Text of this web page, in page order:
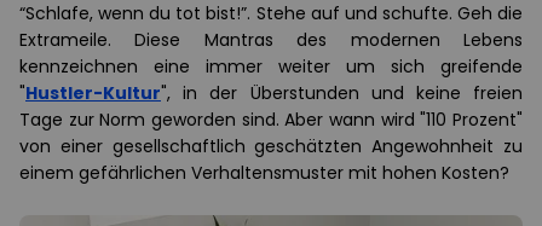
“Schlafe, wenn du tot bist!”. Stehe auf und schufte. Geh die
Extrameile. Diese Mantras des modernen Lebens
kennzeichnen eine immer weiter um sich greifende
"Hustler-Kultur", in der Überstunden und keine freien
Tage zur Norm geworden sind. Aber wann wird "110 Prozent"
von einer gesellschaftlich geschätzten Angewohnheit zu
einem gefährlichen Verhaltensmuster mit hohen Kosten?